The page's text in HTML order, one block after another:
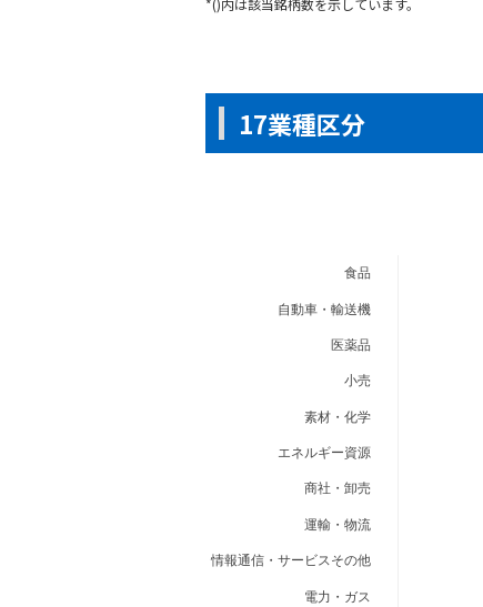
17業種区分
電力・ガス
情報通信・サービスその他
運輸・物流
商社・卸売
エネルギー資源
素材・化学
小売
医薬品
自動車・輸送機
食品